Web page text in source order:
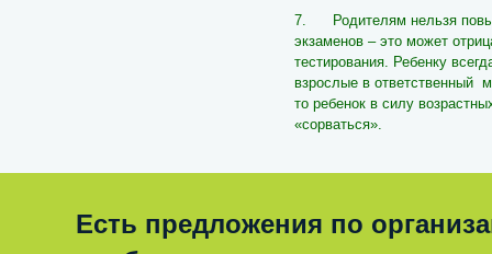
7. Родителям нельзя
экзаменов – это может
тестирования. Ребенку
взрослые в ответственный
то ребенок в силу
«сорваться».
Есть предложения по